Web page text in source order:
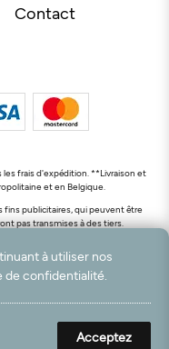
Contact
frais d'expédition. **Livraison et
et en Belgique.
fins publicitaires, qui peuvent être
pas transmises à des tiers.
à utiliser nos
confidentialité.
Acceptez